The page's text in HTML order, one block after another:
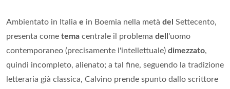
Ambientato in Italia e in Boemia nella metà del Settecento,
presenta come tema centrale il problema dell 'uomo
contemporaneo (precisamente l'intellettuale) dimezzato,
quindi incompleto, alienato; a tal fine, seguendo la tradizione
letteraria già classica, Calvino prende spunto dallo scrittore